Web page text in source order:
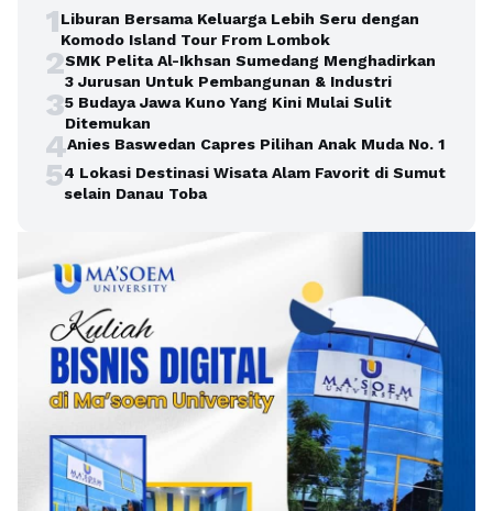
1Liburan Bersama Keluarga Lebih Seru dengan
Komodo Island Tour From Lombok
2SMK Pelita Al-Ikhsan Sumedang Menghadirkan
3 Jurusan Untuk Pembangunan & Industri
35 Budaya Jawa Kuno Yang Kini Mulai Sulit
Ditemukan
4Anies Baswedan Capres Pilihan Anak Muda No. 1
54 Lokasi Destinasi Wisata Alam Favorit di Sumut
selain Danau Toba